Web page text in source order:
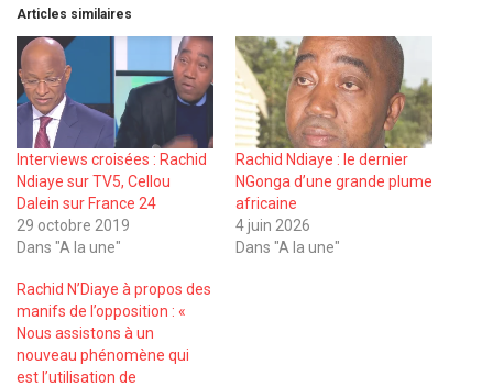
Articles similaires
Interviews croisées : Rachid
Ndiaye sur TV5, Cellou
Dalein sur France 24
29 octobre 2019
Dans "A la une"
Rachid Ndiaye : le dernier
NGonga d’une grande plume
africaine
4 juin 2026
Dans "A la une"
Rachid N’Diaye à propos des
manifs de l’opposition : «
Nous assistons à un
nouveau phénomène qui
est l’utilisation de